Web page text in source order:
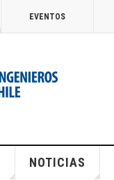
EVENTOS
NOTICIAS